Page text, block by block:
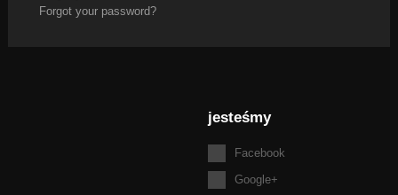
Forgot your password?
jesteśmy
Facebook
Google+